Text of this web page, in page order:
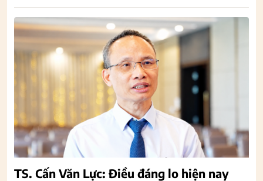
TS. Cấn Văn Lực: Điều đáng lo hiện nay